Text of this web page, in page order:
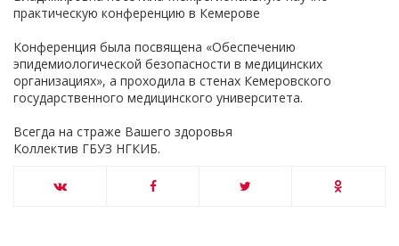
практическую конференцию в Кемерове
Конференция была посвящена «Обеспечению
эпидемиологической безопасности в медицинских
организациях», а проходила в стенах Кемеровского
государственного медицинского университета.
Всегда на страже Вашего здоровья
Коллектив ГБУЗ НГКИБ.